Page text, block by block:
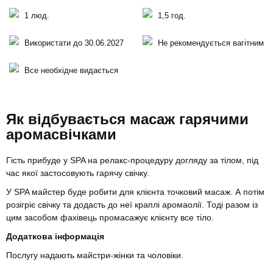
1 люд. 1,5 год.
Використати до 30.06.2027 Не рекомендується вагітним
Все необхідне видається
Як відбувається масаж гарячими
аромасвічками
Гість прибуде у SPA на релакс-процедуру догляду за тілом, під
час якої застосовують гарячу свічку.
У SPA майстер буде робити для клієнта точковий масаж. А потім
розігріє свічку та додасть до неї краплі аромаолії. Тоді разом із
цим засобом фахівець промасажує клієнту все тіло.
Додаткова інформація
Послугу надають майстри-жінки та чоловіки.